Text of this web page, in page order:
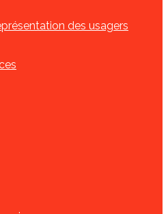
des usagers